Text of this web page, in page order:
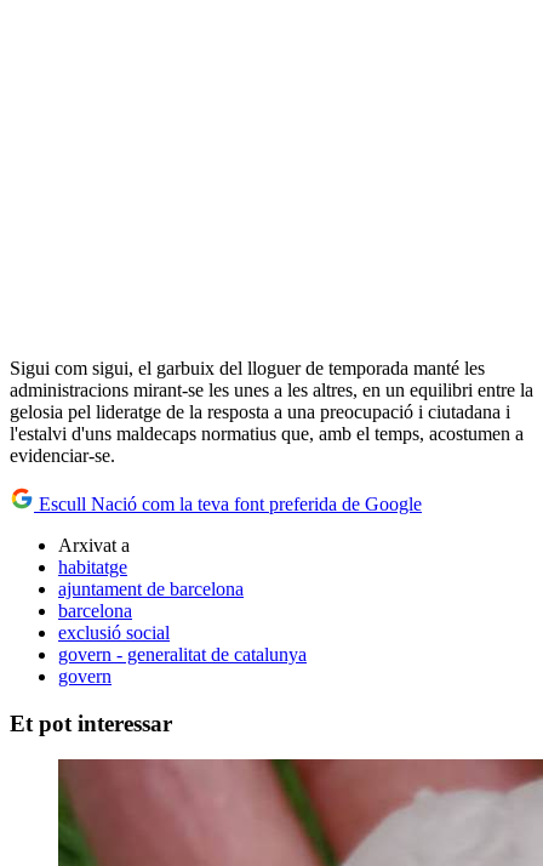
Sigui com sigui, el garbuix del lloguer de temporada manté les
administracions mirant-se les unes a les altres, en un equilibri entre la
gelosia pel lideratge de la resposta a una preocupació i ciutadana i
l'estalvi d'uns maldecaps normatius que, amb el temps, acostumen a
evidenciar-se.
Escull Nació com la teva font preferida de Google
Arxivat a
habitatge
ajuntament de barcelona
barcelona
exclusió social
govern - generalitat de catalunya
govern
Et pot interessar